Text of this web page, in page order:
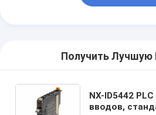
Получить Лучшую
NX-ID5442
вводов,